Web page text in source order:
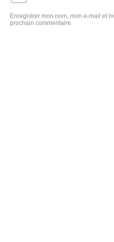
Enregistrer mon nom, mon e-mail et
prochain commentaire.